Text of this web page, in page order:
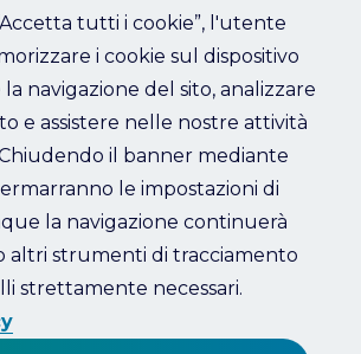
Refresh
tutti i cookie”, l'utente
i cookie sul dispositivo
navigazione del sito, analizzare
e assistere nelle nostre attività
il banner mediante
le impostazioni di
la navigazione continuerà
altri strumenti di tracciamento
strettamente necessari.